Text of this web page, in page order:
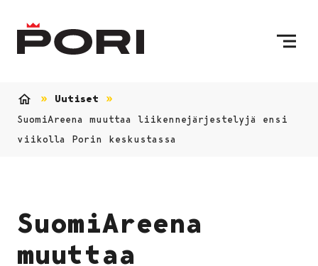
Uutiset
SuomiAreena muuttaa liikennejärjestelyjä ensi
viikolla Porin keskustassa
SuomiAreena
muuttaa